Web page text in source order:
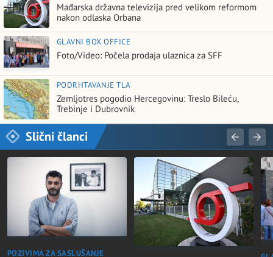
Mađarska državna televizija pred velikom reformom
nakon odlaska Orbana
GLAVNI BOX OFFICE
Foto/Video: Počela prodaja ulaznica za SFF
PODRHTAVANJE TLA
Zemljotres pogodio Hercegovinu: Treslo Bileću,
Trebinje i Dubrovnik
Slični članci
POZIVIMA ZA SASLUŠANJE